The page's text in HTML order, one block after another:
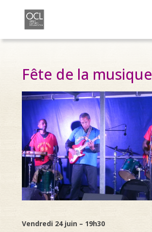
Fête de la musique
Vendredi 24 juin – 19h30